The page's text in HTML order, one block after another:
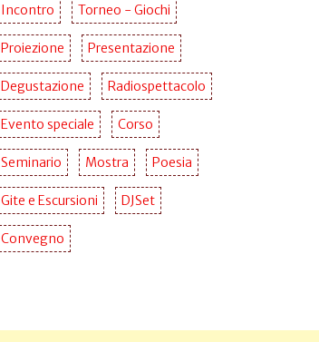
Incontro Torneo - Giochi
Proiezione Presentazione
Degustazione Radiospettacolo
Evento speciale Corso
Seminario Mostra Poesia
Gite e Escursioni DJSet
Convegno